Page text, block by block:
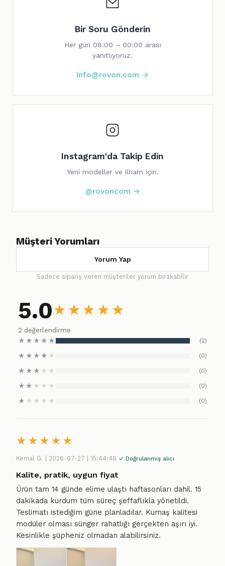
Bir Soru Gönderin
Her gün 08:00 – 00:00 arası
yanıtlıyoruz.
info@rovon.com →
Instagram'da Takip Edin
Yeni modeller ve ilham için.
@rovoncom →
Müşteri Yorumları
Yorum Yap
Sadece sipariş veren müşteriler yorum bırakabilir
5.0★ ★ ★ ★ ★
2 değerlendirme
★ ★ ★ ★ ★ (2)
★ ★ ★ ★ ★ (0)
★ ★ ★ ★ ★ (0)
★ ★ ★ ★ ★ (0)
★ ★ ★ ★ ★ (0)
★ ★ ★ ★ ★
Kemal G. | 2026-07-27 | 15:44:46 ✓ Doğrulanmış alıcı
Kalite, pratik, uygun fiyat
Ürün tam 14 günde elime ulaştı haftasonları dahil. 15
dakikada kurdum tüm süreç şeffaflıkla yönetildi.
Teslimatı istediğim güne planladılar. Kumaş kalitesi
modüler olması sünger rahatlığı gerçekten aşırı iyi.
Kesinlikle şüpheniz olmadan alabilirsiniz.